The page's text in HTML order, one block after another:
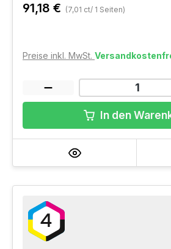
91,18 € (7,01 ct/ 1 Seiten)
Preise inkl. MwSt.
In den